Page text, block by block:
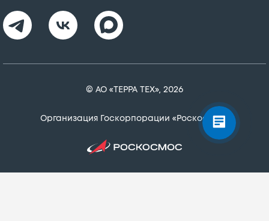
© АО «ТЕРРА ТЕХ», 2026
Организация Госкорпорации «Роскосмос»